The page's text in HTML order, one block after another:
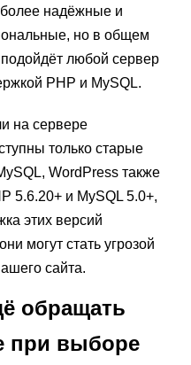
надёжные и
но в общем
любой сервер
PHP и MySQL.
на сервере
только старые
WordPress также
5.6.20+ и MySQL 5.0+,
этих версий
могут стать угрозой
сайта.
обращать
при выборе